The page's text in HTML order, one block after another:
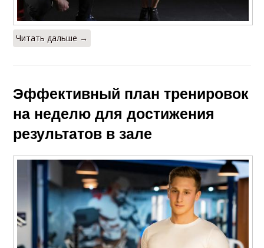
Читать дальше →
Эффективный план тренировок
на неделю для достижения
результатов в зале